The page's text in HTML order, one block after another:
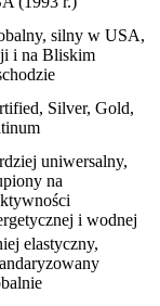
silny w USA,
i na Bliskim
Silver, Gold,
uniwersalny,
na
i wodnej
elastyczny,